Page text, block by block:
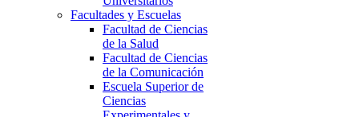
Facultades y Escuelas
Facultad de Ciencias
de la Salud
Facultad de Ciencias
de la Comunicación
Escuela Superior de
Ciencias